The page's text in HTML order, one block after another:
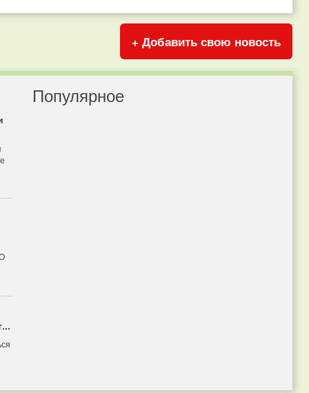
+ Добавить свою новость
Популярное